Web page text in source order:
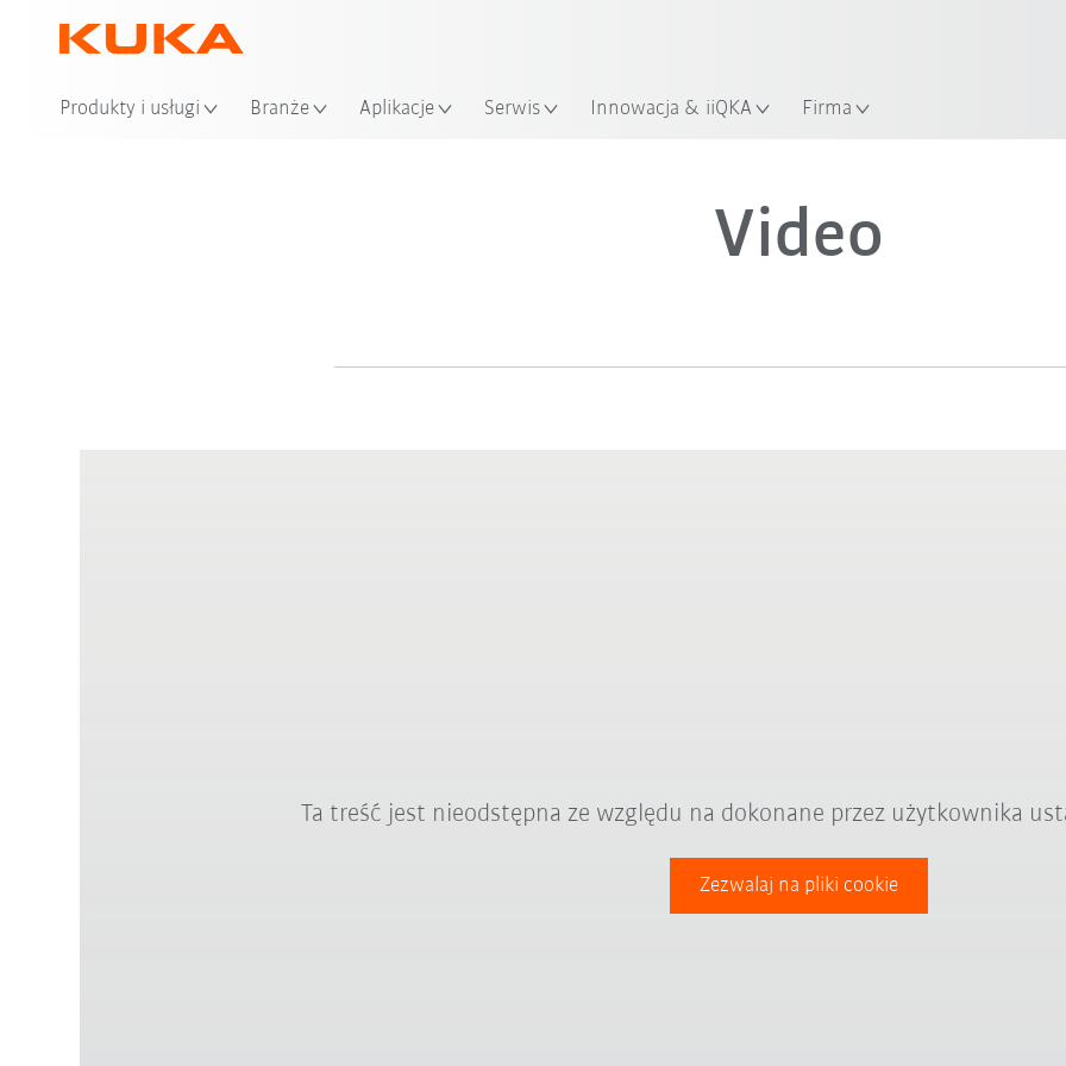
Produkty i usługi Branże Aplikacje Serwis Innowacja & iiQKA Firma
Wideo
Video
Ta treść jest nieodstępna ze względu na dokonane przez użytkownika
Zezwalaj na pliki cookie